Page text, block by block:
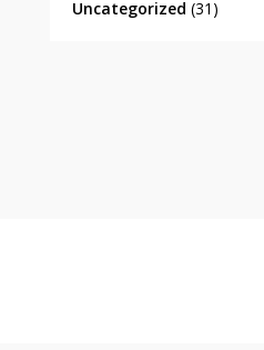
Uncategorized (31)